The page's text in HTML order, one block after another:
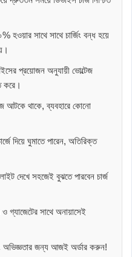
হওয়ার সাথে সাথে চার্জিং বন্ধ হয়ে
প্রয়োজন অনুযায়ী ভোল্টেজ
করে।
আটকে থাকে, ব্যবহারে কোনো
দিয়ে ঘুমাতে পারেন, অতিরিক্ত
লাইট দেখে সহজেই বুঝতে পারবেন চার্জ
ও গ্যাজেটের সাথে অনায়াসেই
অভিজ্ঞতার জন্য আজই অর্ডার করুন!